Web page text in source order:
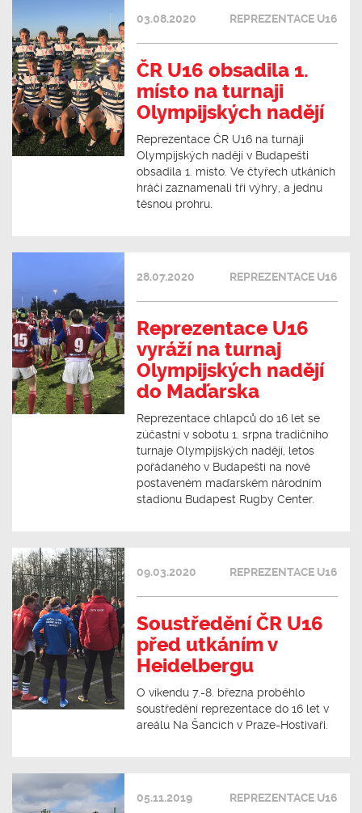
03.08.2020 REPREZENTACE U16
ČR U16 obsadila 1.
místo na turnaji
Olympijských nadějí
Reprezentace ČR U16 na turnaji
Olympijských nadějí v Budapešti
obsadila 1. místo. Ve čtyřech utkáních
hráči zaznamenali tři výhry, a jednu
těsnou prohru.
28.07.2020 REPREZENTACE U16
Reprezentace U16
vyráží na turnaj
Olympijských nadějí
do Maďarska
Reprezentace chlapců do 16 let se
zúčastní v sobotu 1. srpna tradičního
turnaje Olympijských nadějí, letos
pořádaného v Budapešti na nově
postaveném maďarském národním
stadionu Budapest Rugby Center.
09.03.2020 REPREZENTACE U16
Soustředění ČR U16
před utkáním v
Heidelbergu
O víkendu 7.-8. března proběhlo
soustředění reprezentace do 16 let v
areálu Na Šancích v Praze-Hostivaři.
05.11.2019 REPREZENTACE U16